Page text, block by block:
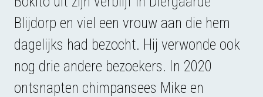
Blijdorp en viel een vrouw aan die hem
dagelijks had bezocht. Hij verwonde ook
nog drie andere bezoekers. In 2020
ontsnapten chimpansees Mike en